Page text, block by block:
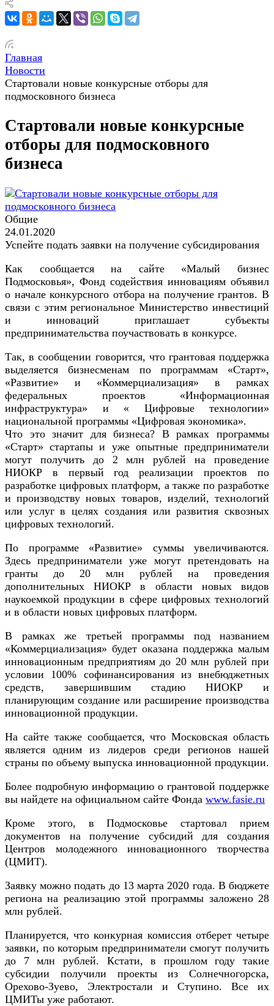
Главная
Новости
Стартовали новые конкурсные отборы для
подмосковного бизнеса
Стартовали новые конкурсные
отборы для подмосковного
бизнеса
Общие
24.01.2020
Успейте подать заявки на получение субсидирования
Как сообщается на сайте «Малый бизнес
Подмосковья», Фонд содействия инновациям объявил
о начале конкурсного отбора на получение грантов. В
связи с этим региональное Министерство инвестиций
и инноваций приглашает субъекты
предпринимательства поучаствовать в конкурсе.
Так, в сообщении говорится, что грантовая поддержка
выделяется бизнесменам по программам «Старт»,
«Развитие» и «Коммерциализация» в рамках
федеральных проектов «Информационная
инфраструктура» и « Цифровые технологии»
национальной программы «Цифровая экономика».
Что это значит для бизнеса? В рамках программы
«Старт» стартапы и уже опытные предприниматели
могут получить до 2 млн рублей на проведение
НИОКР в первый год реализации проектов по
разработке цифровых платформ, а также по разработке
и производству новых товаров, изделий, технологий
или услуг в целях создания или развития сквозных
цифровых технологий.
По программе «Развитие» суммы увеличиваются.
Здесь предприниматели уже могут претендовать на
гранты до 20 млн рублей на проведения
дополнительных НИОКР в области новых видов
наукоемкой продукции в сфере цифровых технологий
и в области новых цифровых платформ.
В рамках же третьей программы под названием
«Коммерциализация» будет оказана поддержка малым
инновационным предприятиям до 20 млн рублей при
условии 100% софинансирования из внебюджетных
средств, завершившим стадию НИОКР и
планирующим создание или расширение производства
инновационной продукции.
На сайте также сообщается, что Московская область
является одним из лидеров среди регионов нашей
страны по объему выпуска инновационной продукции.
Более подробную информацию о грантовой поддержке
вы найдете на официальном сайте Фонда www.fasie.ru
Кроме этого, в Подмосковье стартовал прием
документов на получение субсидий для создания
Центров молодежного инновационного творчества
(ЦМИТ).
Заявку можно подать до 13 марта 2020 года. В бюджете
региона на реализацию этой программы заложено 28
млн рублей.
Планируется, что конкурная комиссия отберет четыре
заявки, по которым предприниматели смогут получить
до 7 млн рублей. Кстати, в прошлом году такие
субсидии получили проекты из Солнечногорска,
Орехово-Зуево, Электростали и Ступино. Все их
ЦМИТы уже работают.